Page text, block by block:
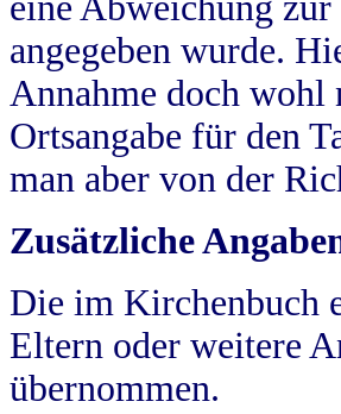
angegeben wurde.
Annahme doch
Ortsangabe für den
man aber von der
Zusätzliche
Die im Kirchenbuch
Eltern oder weitere
übernommen.